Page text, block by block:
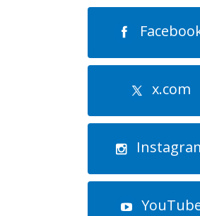
x.com